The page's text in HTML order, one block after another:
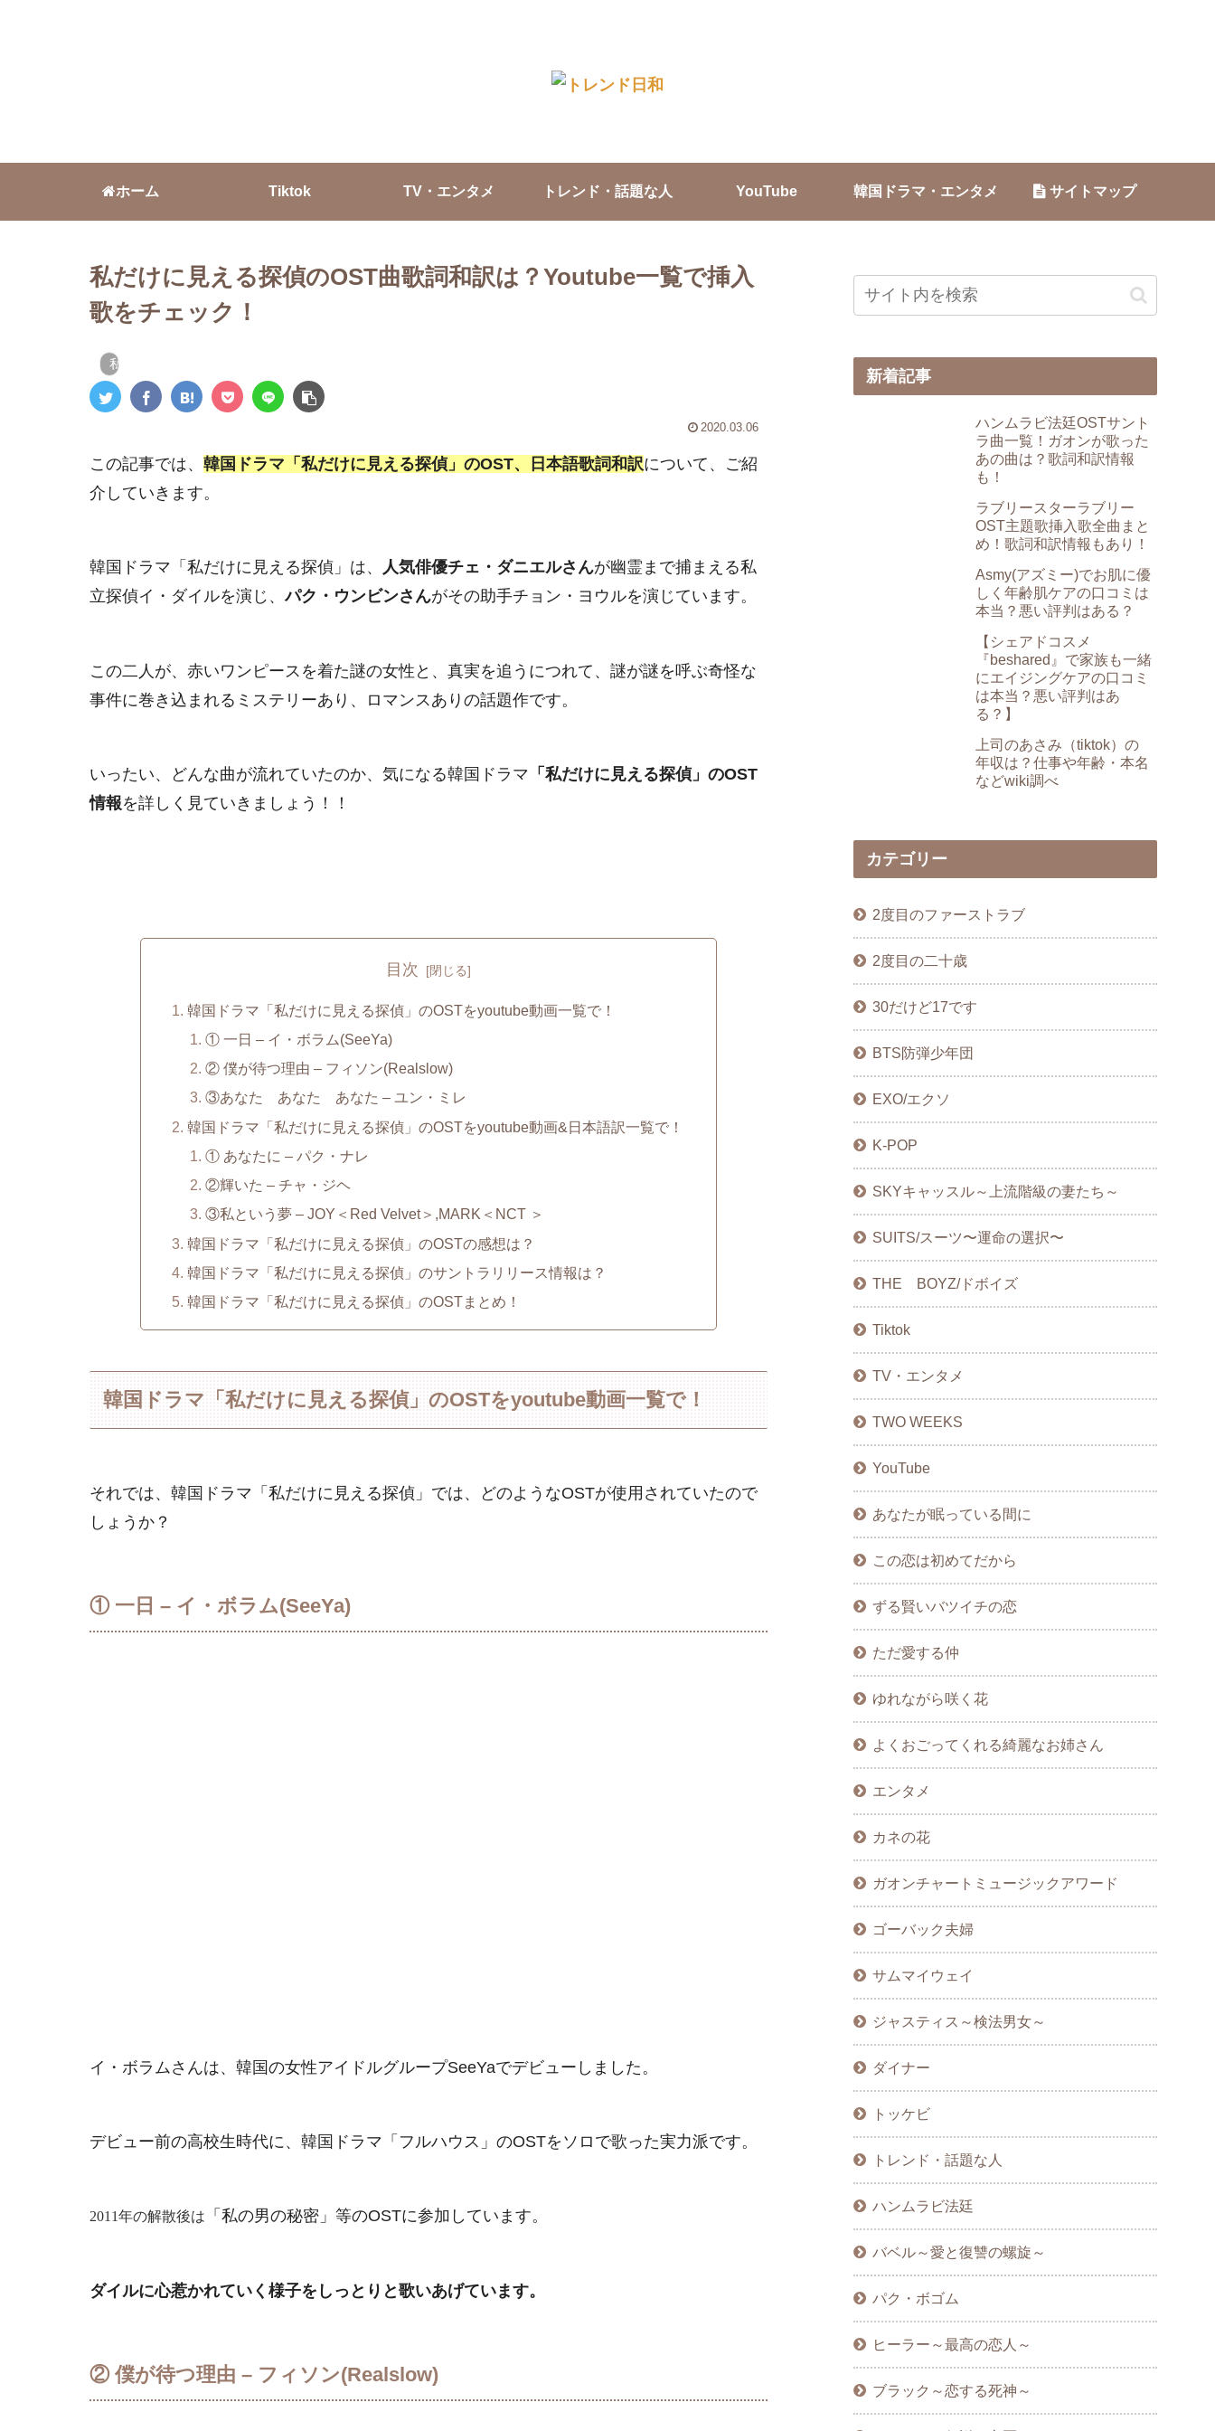
ホーム Tiktok TV・エンタメ トレンド・話題な人 YouTube 韓国ドラマ・エンタメ サイトマップ
私だけに見える探偵のOST曲歌詞和訳は？Youtube一覧で挿入
歌をチェック！
私だけに見える探偵
2020.03.06
この記事では、 韓国ドラマ「私だけに見える探偵」のOST、日本語歌詞和訳について、ご紹
介していきます。
韓国ドラマ「私だけに見える探偵」は、 人気俳優チェ・ダニエルさんが幽霊まで捕まえる私
立探偵イ・ダイルを演じ、パク・ウンビンさんがその助手チョン・ヨウルを演じています。
この二人が、赤いワンピースを着た謎の女性と、真実を追うにつれて、謎が謎を呼ぶ奇怪な
事件に巻き込まれるミステリーあり、ロマンスありの話題作です。
いったい、どんな曲が流れていたのか、気になる韓国ドラマ 「私だけに見える探偵」のOST
情報を詳しく見ていきましょう！！
目次
韓国ドラマ「私だけに見える探偵」のOSTをyoutube動画一覧で！
① 一日 – イ・ボラム(SeeYa)
② 僕が待つ理由 – フィソン(Realslow)
③あなた あなた あなた – ユン・ミレ
韓国ドラマ「私だけに見える探偵」のOSTをyoutube動画&日本語訳一覧で！
① あなたに – パク・ナレ
②輝いた – チャ・ジヘ
③私という夢 – JOY＜Red Velvet＞,MARK＜NCT ＞
韓国ドラマ「私だけに見える探偵」のOSTの感想は？
韓国ドラマ「私だけに見える探偵」のサントラリリース情報は？
韓国ドラマ「私だけに見える探偵」のOSTまとめ！
韓国ドラマ「私だけに見える探偵」のOSTをyoutube動画一覧で！
それでは、韓国ドラマ「私だけに見える探偵」では、どのようなOSTが使用されていたので
しょうか？
① 一日 – イ・ボラム(SeeYa)
イ・ボラムさんは、韓国の女性アイドルグループSeeYaでデビューしました。
デビュー前の高校生時代に、韓国ドラマ「フルハウス」のOSTをソロで歌った実力派です。
2011年の解散後は 「私の男の秘密」等のOSTに参加しています。
ダイルに心惹かれていく様子をしっとりと歌いあげています。
② 僕が待つ理由 – フィソン(Realslow)
新着記事
ハンムラビ法廷OSTサント
ラ曲一覧！ガオンが歌った
あの曲は？歌詞和訳情報
も！
ラブリースターラブリー
OST主題歌挿入歌全曲まと
め！歌詞和訳情報もあり！
Asmy(アズミー)でお肌に優
しく年齢肌ケアの口コミは
本当？悪い評判はある？
【シェアドコスメ
『beshared』で家族も一緒
にエイジングケアの口コミ
は本当？悪い評判はあ
る？】
上司のあさみ（tiktok）の
年収は？仕事や年齢・本名
などwiki調べ
カテゴリー
2度目のファーストラブ
2度目の二十歳
30だけど17です
BTS防弾少年団
EXO/エクソ
K-POP
SKYキャッスル～上流階級の妻たち～
SUITS/スーツ〜運命の選択〜
THE BOYZ/ドボイズ
Tiktok
TV・エンタメ
TWO WEEKS
YouTube
あなたが眠っている間に
この恋は初めてだから
ずる賢いバツイチの恋
ただ愛する仲
ゆれながら咲く花
よくおごってくれる綺麗なお姉さん
エンタメ
カネの花
ガオンチャートミュージックアワード
ゴーバック夫婦
サムマイウェイ
ジャスティス～検法男女～
ダイナー
トッケビ
トレンド・話題な人
ハンムラビ法廷
バベル～愛と復讐の螺旋～
パク・ボゴム
ヒーラー～最高の恋人～
ブラック～恋する死神～